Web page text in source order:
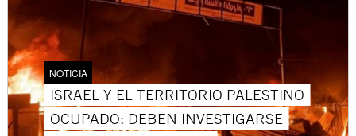
NOTICIA
ISRAEL Y EL TERRITORIO PALESTINO
OCUPADO: DEBEN INVESTIGARSE